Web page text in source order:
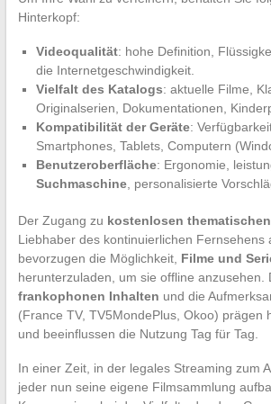
Hinterkopf:
Videoqualität: hohe Definition,
die Internetgeschwindigkeit.
Vielfalt des Katalogs: aktuelle Filme,
Originalserien, Dokumentationen,
Kompatibilität der Geräte:
Smartphones, Tablets, Computern
Benutzeroberfläche: Ergonomie,
Suchmaschine, personalisierte
Der Zugang zu kostenlosen
Liebhaber des kontinuierlichen Fernsehens
bevorzugen die Möglichkeit, Filme und
herunterzuladen, um sie offline anzusehen.
frankophonen Inhalten und die
(France TV, TV5MondePlus, Okoo) prägen
und beeinflussen die Nutzung Tag für Tag.
In einer Zeit, in der legales Streaming zum
jeder nun seine eigene Filmsammlung